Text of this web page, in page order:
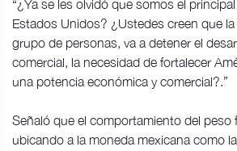
“¿Ya se les olvidó que somos el
Estados Unidos? ¿Ustedes creen que
grupo de personas, va a detener el
comercial, la necesidad de fortalecer
una potencia económica y comercial?.”
Señaló que el comportamiento del peso
ubicando a la moneda mexicana como